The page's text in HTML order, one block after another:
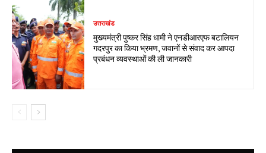
उत्तराखंड
मुख्यमंत्री पुष्कर सिंह धामी ने एनडीआरएफ बटालियन
गदरपुर का किया भ्रमण, जवानों से संवाद कर आपदा
प्रबंधन व्यवस्थाओं की ली जानकारी